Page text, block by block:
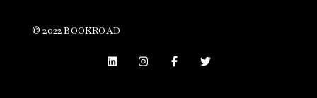
© 2022 BOOKROAD